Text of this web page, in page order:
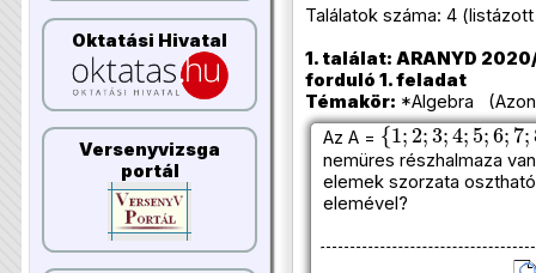
Oktatási Hivatal
Versenyvizsga
portál
Találatok száma: 4
1. találat: ARANYD
forduló 1. feladat
Témakör: *Algebra
Az A =
{1;2;3;4;5;6;7;
nemüres részhalmaza
elemek szorzata
elemével?